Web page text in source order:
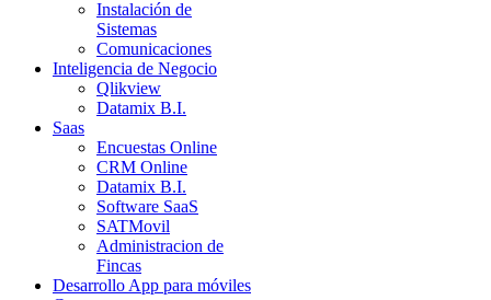
Instalación de
Sistemas
Comunicaciones
Inteligencia de Negocio
Qlikview
Datamix B.I.
Saas
Encuestas Online
CRM Online
Datamix B.I.
Software SaaS
SATMovil
Administracion de
Fincas
Desarrollo App para móviles